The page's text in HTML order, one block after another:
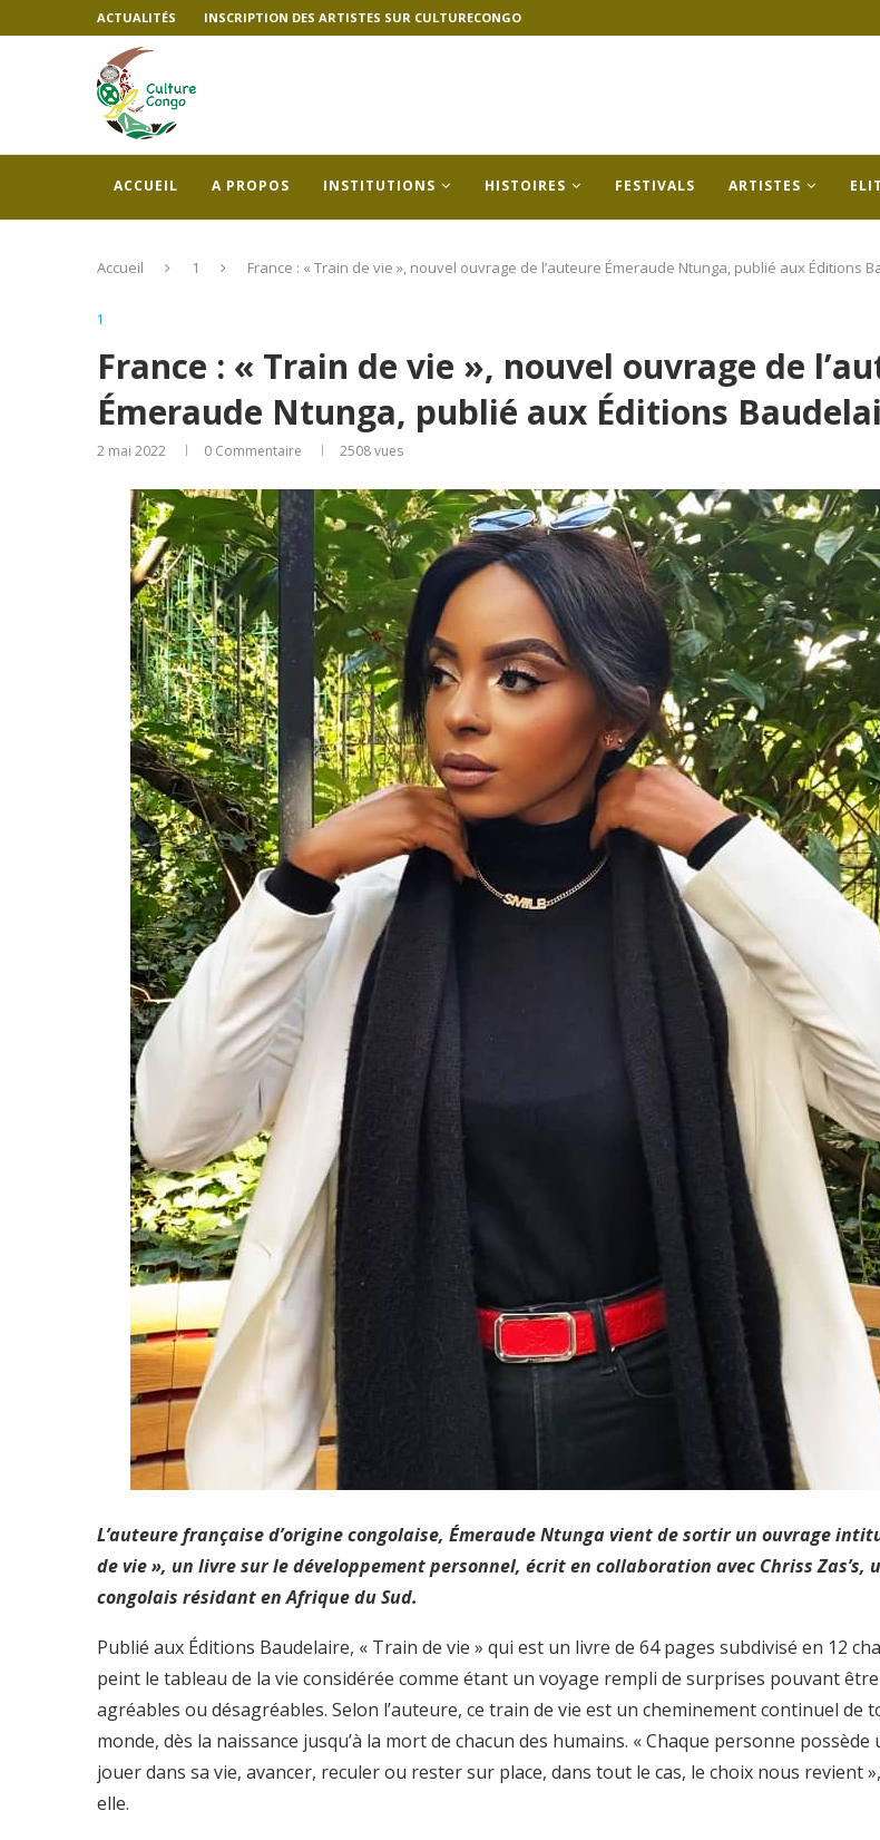
ACTUALITÉS INSCRIPTION DES ARTISTES SUR CULTURECONGO
ACCUEIL A PROPOS INSTITUTIONS HISTOIRES FESTIVALS ARTISTES
Accueil 1 France : « Train de vie », nouvel ouvrage de l’auteure Émeraude Ntunga, publié aux Éditions
1
France : « Train de vie », nouvel ouvrage de
Émeraude Ntunga, publié aux Éditions
2 mai 2022 0 Commentaire 2508vues
L’auteure française d’origine congolaise, Émeraude Ntunga vient de sortir un ouvrage
de vie », un livre sur le développement personnel, écrit en collaboration avec Chriss Zas’s,
congolais résidant en Afrique du Sud.
Publié aux Éditions Baudelaire, « Train de vie » qui est un livre de 64 pages subdivisé en 12
peint le tableau de la vie considérée comme étant un voyage rempli de surprises pouvant être
agréables ou désagréables. Selon l’auteure, ce train de vie est un cheminement continuel de
monde, dès la naissance jusqu’à la mort de chacun des humains. « Chaque personne possède
jouer dans sa vie, avancer, reculer ou rester sur place, dans tout le cas, le choix nous revient
elle.